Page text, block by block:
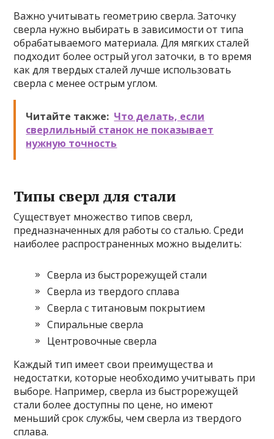
Важно учитывать геометрию сверла. Заточку
сверла нужно выбирать в зависимости от типа
обрабатываемого материала. Для мягких сталей
подходит более острый угол заточки, в то время
как для твердых сталей лучше использовать
сверла с менее острым углом.
Читайте также: Что делать, если
сверлильный станок не показывает
нужную точность
Типы сверл для стали
Существует множество типов сверл,
предназначенных для работы со сталью. Среди
наиболее распространенных можно выделить:
Сверла из быстрорежущей стали
Сверла из твердого сплава
Сверла с титановым покрытием
Спиральные сверла
Центровочные сверла
Каждый тип имеет свои преимущества и
недостатки, которые необходимо учитывать при
выборе. Например, сверла из быстрорежущей
стали более доступны по цене, но имеют
меньший срок службы, чем сверла из твердого
сплава.